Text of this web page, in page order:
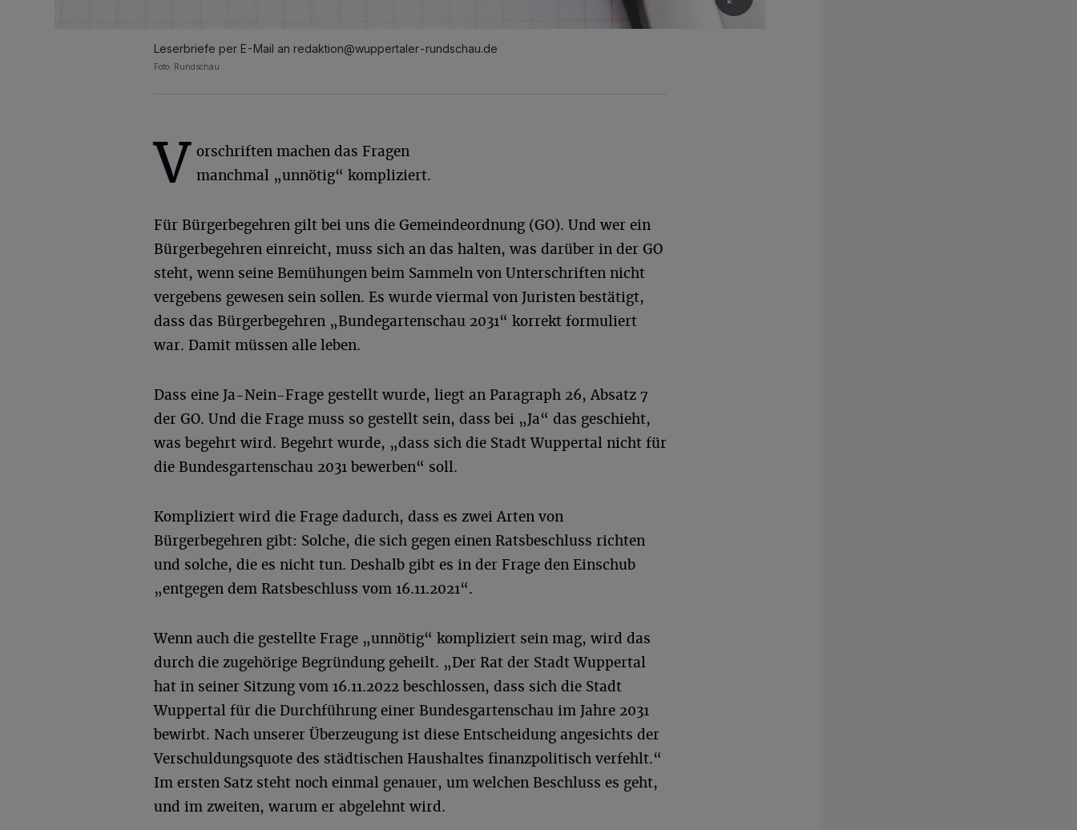
Leserbriefe per E-Mail an redaktion@wuppertaler-rundschau.de
Foto: Rundschau
V orschriften machen das Fragen
manchmal „unnötig“ kompliziert.
Für Bürgerbegehren gilt bei uns die Gemeindeordnung (GO). Und wer ein
Bürgerbegehren einreicht, muss sich an das halten, was darüber in der GO
steht, wenn seine Bemühungen beim Sammeln von Unterschriften nicht
vergebens gewesen sein sollen. Es wurde viermal von Juristen bestätigt,
dass das Bürgerbegehren „Bundegartenschau 2031“ korrekt formuliert
war. Damit müssen alle leben.
Dass eine Ja-Nein-Frage gestellt wurde, liegt an Paragraph 26, Absatz 7
der GO. Und die Frage muss so gestellt sein, dass bei „Ja“ das geschieht,
was begehrt wird. Begehrt wurde, „dass sich die Stadt Wuppertal nicht für
die Bundesgartenschau 2031 bewerben“ soll.
Kompliziert wird die Frage dadurch, dass es zwei Arten von
Bürgerbegehren gibt: Solche, die sich gegen einen Ratsbeschluss richten
und solche, die es nicht tun. Deshalb gibt es in der Frage den Einschub
„entgegen dem Ratsbeschluss vom 16.11.2021“.
Wenn auch die gestellte Frage „unnötig“ kompliziert sein mag, wird das
durch die zugehörige Begründung geheilt. „Der Rat der Stadt Wuppertal
hat in seiner Sitzung vom 16.11.2022 beschlossen, dass sich die Stadt
Wuppertal für die Durchführung einer Bundesgartenschau im Jahre 2031
bewirbt. Nach unserer Überzeugung ist diese Entscheidung angesichts der
Verschuldungsquote des städtischen Haushaltes finanzpolitisch verfehlt.“
Im ersten Satz steht noch einmal genauer, um welchen Beschluss es geht,
und im zweiten, warum er abgelehnt wird.